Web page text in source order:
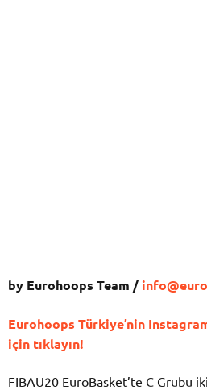
by Eurohoops Team /
Eurohoops Türkiye’nin
için tıklayın!
FIBAU20 EuroBasket’te C Grubu